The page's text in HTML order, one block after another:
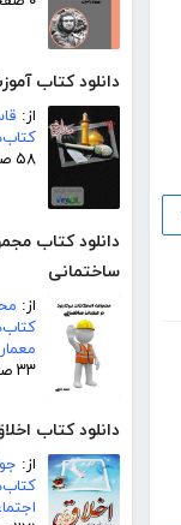
دانلود کتاب
از:
۵۸ صفحه
دانلود کتاب
ساختمانی
از:
۳۳ صفحه
دانلود کتاب
از: